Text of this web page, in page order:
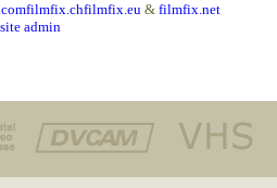
filmfix.chfilmfix.eu & filmfix.net
admin